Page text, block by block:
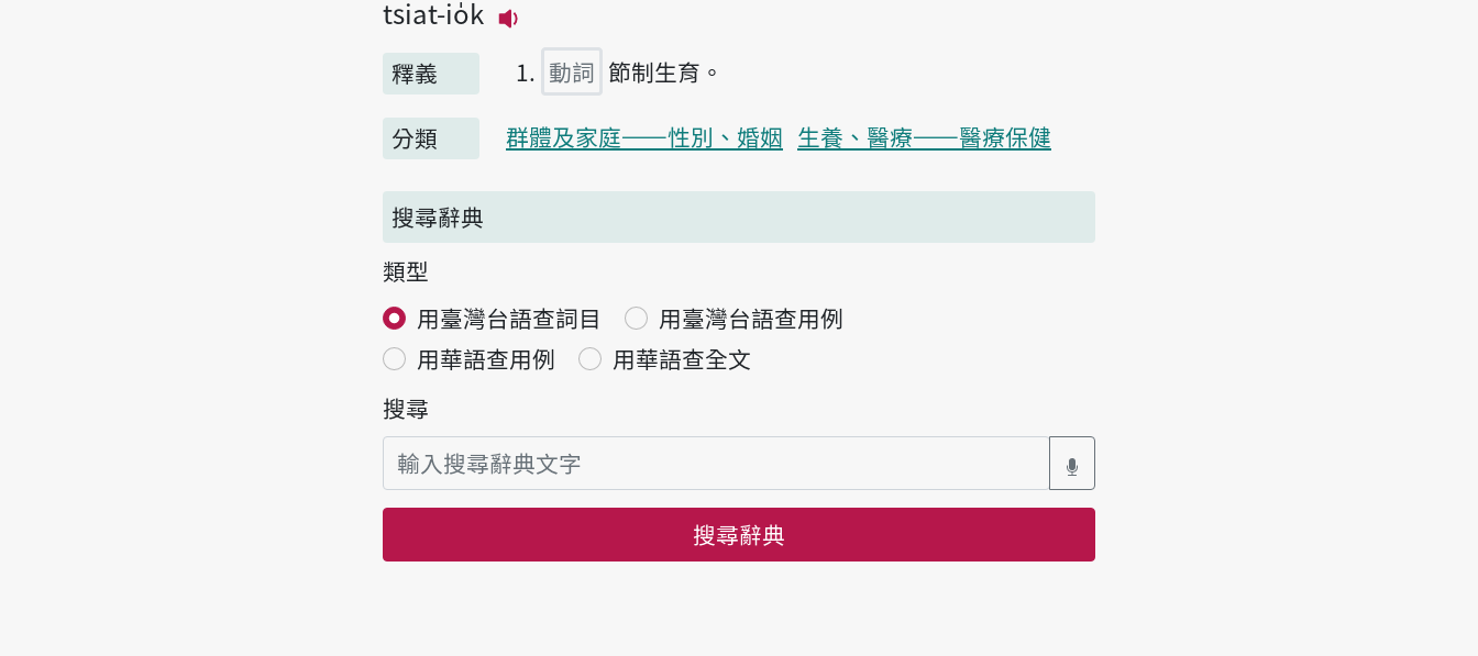
tsiat-io̍k
釋義
動詞 節制生育。
分類 群體及家庭——性別、婚姻 生養、醫療——醫療保健
搜尋辭典
類型
用臺灣台語查詞目
用臺灣台語查用例
用華語查用例
用華語查全文
搜尋
搜尋辭典